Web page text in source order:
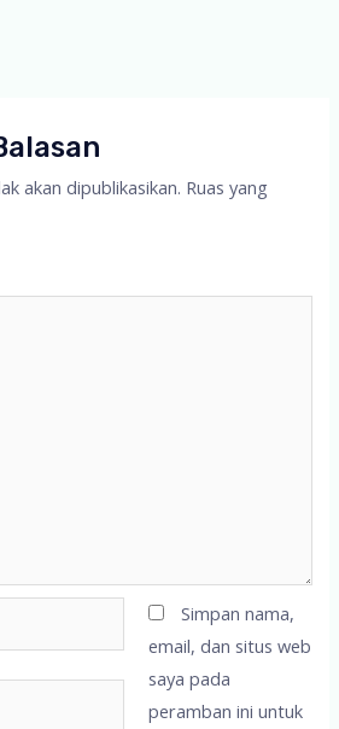
akan dipublikasikan. Ruas yang
Simpan nama,
email, dan situs web
saya pada
peramban ini untuk